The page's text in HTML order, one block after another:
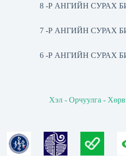
8 -Р АНГИЙН СУРАХ
7 -Р АНГИЙН СУРАХ
6 -Р АНГИЙН СУРАХ
Хэл - Орчуулга -